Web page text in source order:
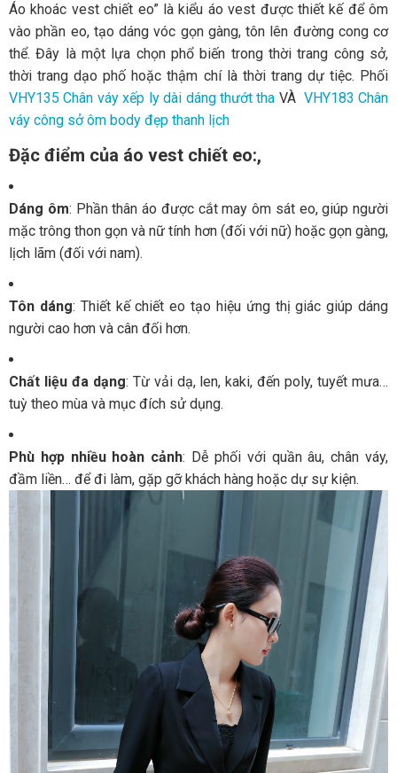
Áokhoác vestchiết eo” làkiểu áovest được thiếtkế đểôm
vàophần eo, tạo dángvóc gọn gàng, tôn lên đường cong cơ
thể.Đây làmột lựa chọnphổbiến trongthờitrang công sở,
thờitrangdạophốhoặcthậm chí là thời trang dựtiệc. Phối
VHY135 Chân váy xếp ly dài dáng thướt tha VÀ VHY183 Chân
váy công sở ôm body đẹp thanh lịch
Đặc điểm của áo vest chiết eo:,
Dáng ôm: Phầnthân áo được cắtmay ôm sát eo,giúp người
mặctrôngthongọnvànữtính hơn (đối với nữ) hoặc gọngàng,
lịch lãm (đối với nam).
Tôn dáng: Thiết kếchiếteotạo hiệu ứng thịgiácgiúpdáng
người cao hơn và cân đối hơn.
Chất liệu đa dạng: Từ vải dạ, len,kaki,đếnpoly,tuyếtmưa…
tuỳ theo mùa và mục đích sử dụng.
Phù hợp nhiều hoàn cảnh: Dễ phối với quầnâu,chânváy,
đầm liền… đểđi làm, gặp gỡkhách hàng hoặc dự sự kiện.